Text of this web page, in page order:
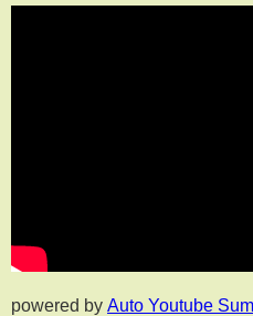
powered by Auto Youtube